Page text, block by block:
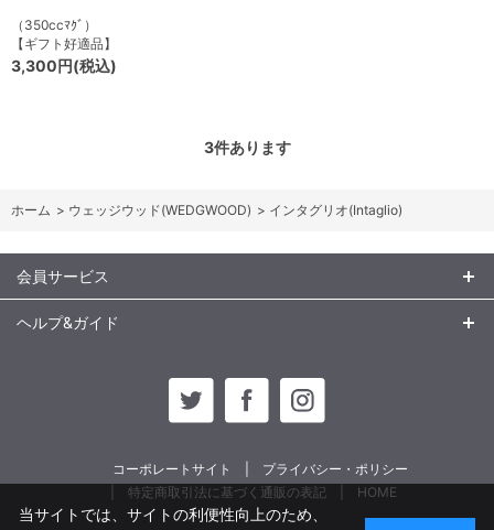
（350ccﾏｸﾞ）
【ギフト好適品】
3,300円(税込)
3件あります
ホーム > ウェッジウッド(WEDGWOOD) > インタグリオ(Intaglio)
会員サービス
ヘルプ&ガイド
コーポレートサイト
プライバシー・ポリシー
特定商取引法に基づく通販の表記
HOME
当サイトでは、サイトの利便性向上のため、